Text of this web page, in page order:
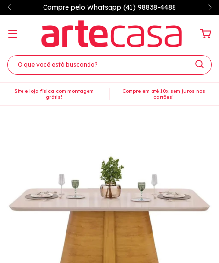
7% OFF à vista no PIX
Site e loja física com montagem
grátis!
Compre em até 10x sem juros nos
cartões!